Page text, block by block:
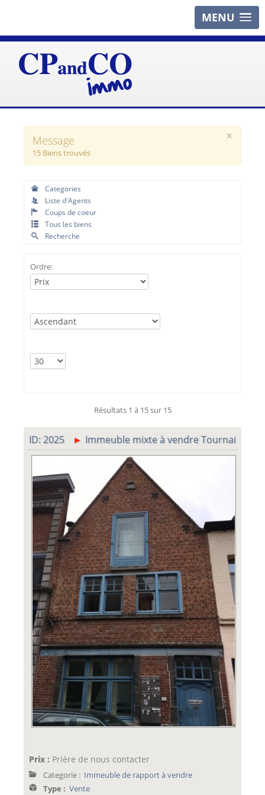
MENU
×
Message
15 Biens trouvés
Categories
Liste d'Agents
Coups de coeur
Tous les biens
Recherche
Ordre:
Résultats 1 à 15 sur 15
ID: 2025 Immeuble mixte à vendre Tournai
Prix : Prière de nous contacter
Categorie : Immeuble de rapport à vendre
Type : Vente